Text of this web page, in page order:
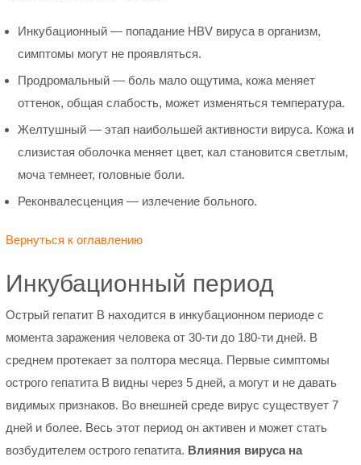
Инкубационный — попадание HBV вируса в организм,
симптомы могут не проявляться.
Продромальный — боль мало ощутима, кожа меняет
оттенок, общая слабость, может изменяться температура.
Желтушный — этап наибольшей активности вируса. Кожа и
слизистая оболочка меняет цвет, кал становится светлым,
моча темнеет, головные боли.
Реконвалесценция — излечение больного.
Вернуться к оглавлению
Инкубационный период
Острый гепатит В находится в инкубационном периоде с
момента заражения человека от 30-ти до 180-ти дней. В
среднем протекает за полтора месяца. Первые симптомы
острого гепатита В видны через 5 дней, а могут и не давать
видимых признаков. Во внешней среде вирус существует 7
дней и более. Весь этот период он активен и может стать
возбудителем острого гепатита. Влияния вируса на